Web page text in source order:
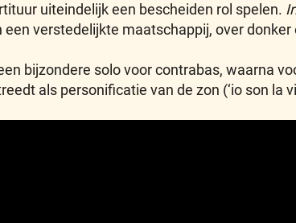
uiteindelijk een bescheiden rol spelen.
verstedelijkte maatschappij, over donker
bijzondere solo voor contrabas, waarna
als personificatie van de zon (‘io son la